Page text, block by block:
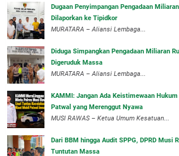
‎Dugaan Penyimpangan Pengadaan
Dilaporkan ke Tipidkor
‎MURATARA – Aliansi Lembaga...
Diduga Simpangkan Pengadaan Miliaran
Digeruduk Massa
‎MURATARA – Aliansi Lembaga...
‎KAMMI: Jangan Ada Keistimewaan
Patwal yang Merenggut Nyawa
‎MUSI RAWAS – Ketua Umum Kesatuan...
Dari BBM hingga Audit SPPG, DPRD Musi
Tuntutan Massa